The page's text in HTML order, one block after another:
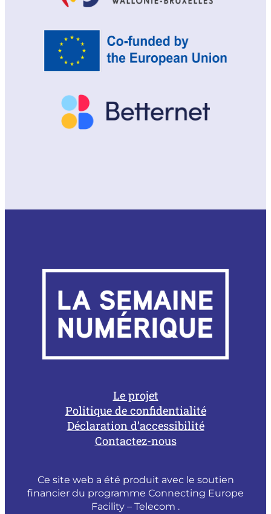
Le projet
Politique de confidentialité
Déclaration d’accessibilité
Contactez-nous
Ce site web a été produit avec le soutien
financier du programme Connecting Europe
Facility – Telecom .